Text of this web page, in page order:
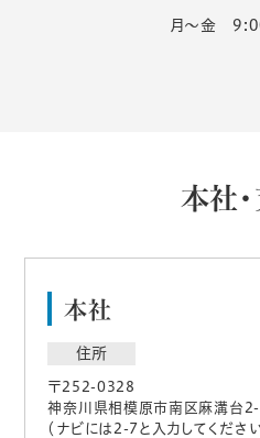
月～金
本社
本社
住所
〒252-0328
神奈川県相模原市南区麻溝台
（ナビには2-7と入力してください